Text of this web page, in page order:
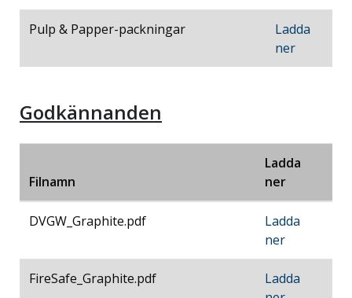
Pulp & Papper-packningar
Ladda
ner
Godkännanden
Filnamn
Ladda
ner
DVGW_Graphite.pdf
Ladda
ner
FireSafe_Graphite.pdf
Ladda